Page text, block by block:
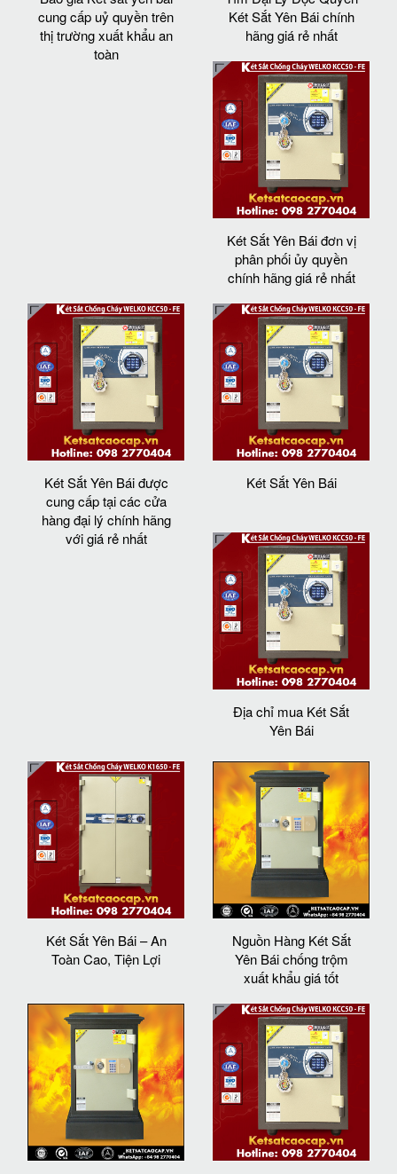
cung cấp uỷ quyền trên
thị trường xuất khẩu an
toàn
Két Sắt Yên Bái chính
hãng giá rẻ nhất
Két Sắt Yên Bái đơn vị
phân phối ủy quyền
chính hãng giá rẻ nhất
Két Sắt Yên Bái được
cung cấp tại các cửa
hàng đại lý chính hãng
với giá rẻ nhất
Két Sắt Yên Bái
Địa chỉ mua Két Sắt
Yên Bái
Két Sắt Yên Bái – An
Toàn Cao, Tiện Lợi
Nguồn Hàng Két Sắt
Yên Bái chống trộm
xuất khẩu giá tốt